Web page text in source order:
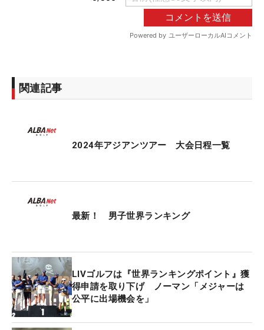
関連記事
2024年アジアンツアー 大会日程一覧
最新！ 男子世界ランキング
LIVゴルフは『世界ランキングポイント』獲
得申請を取り下げ ノーマン「メジャーは
公平に出場機会を」